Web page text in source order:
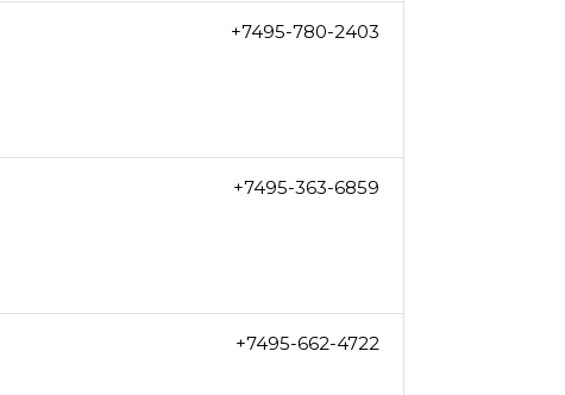
+7495-780-2403
+7495-363-6859
+7495-662-4722